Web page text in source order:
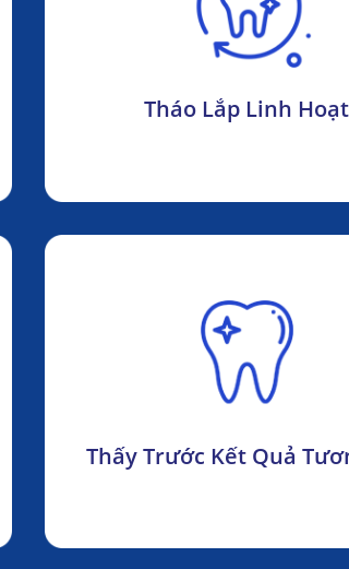
Tháo Lắp Linh Hoạt
Thấy Trước Kết Quả